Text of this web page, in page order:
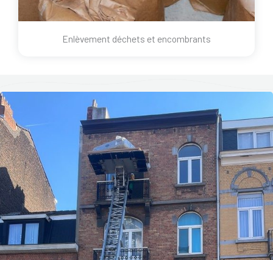
Enlèvement déchets et encombrants